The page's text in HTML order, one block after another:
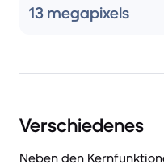
13 megapixels
Verschiedenes
Neben den